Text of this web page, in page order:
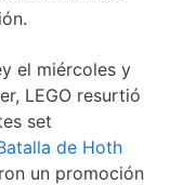
el miércoles y
LEGO resurtió
set
de Hoth
un promoción